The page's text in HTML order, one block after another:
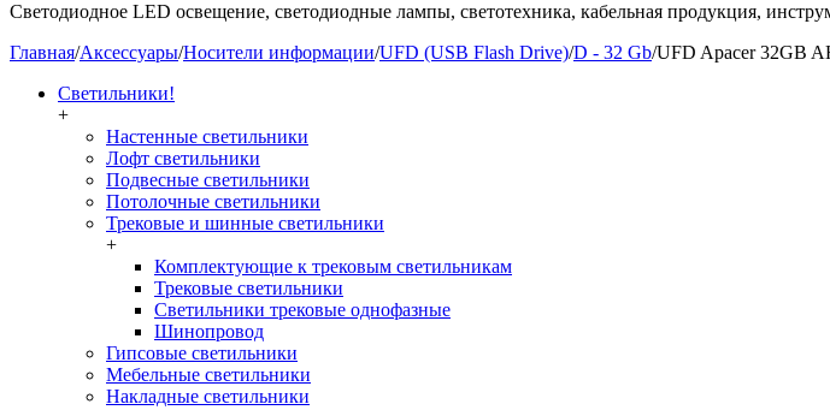
Светодиодное LED освещение, светодиодные лампы, светотехника, кабельная продукция,
Главная/Аксессуары/Носители информации/UFD (USB Flash Drive)/D - 32 Gb/UFD Apacer 32GB
Светильники!
+
Настенные светильники
Лофт светильники
Подвесные светильники
Потолочные светильники
Трековые и шинные светильники
+
Комплектующие к трековым светильникам
Трековые светильники
Светильники трековые однофазные
Шинопровод
Гипсовые светильники
Мебельные светильники
Накладные светильники